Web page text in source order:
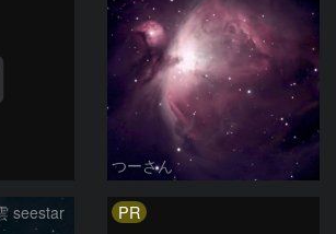
つーさん
seestar PR